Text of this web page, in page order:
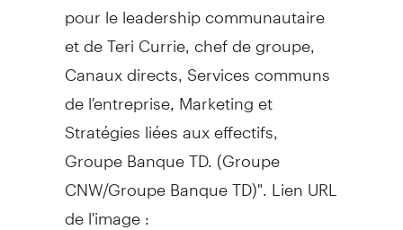
pour le leadership communautaire
et de Teri Currie, chef de groupe,
Canaux directs, Services communs
de l'entreprise, Marketing et
Stratégies liées aux effectifs,
Groupe Banque TD. (Groupe
CNW/Groupe Banque TD)". Lien URL
de l'image :